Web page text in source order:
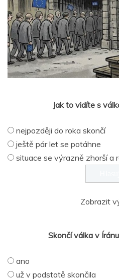
Jak to vidíte s
nejpozději do roka skončí
ještě pár let se potáhne
situace se výrazně zhorší a
Zobrazit
Skončí válka v
ano
už v podstatě skončila